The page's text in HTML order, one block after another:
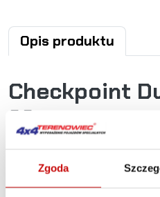
Zgoda
Opis produktu
Checkpoint
33mm
standardowej nakładki na
Checkpoint Original®, Dustite®